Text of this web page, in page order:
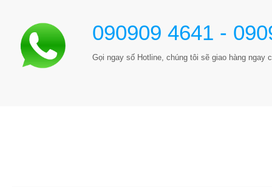
090909 4641 -
Gọi ngay số Hotline, chúng tôi sẽ giao hàng ngay